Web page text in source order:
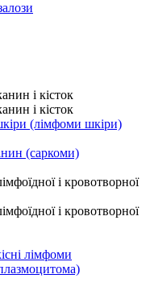
і кісток
і кісток
(лімфоми шкіри)
(саркоми)
і кровотворної
і кровотворної
лімфоми